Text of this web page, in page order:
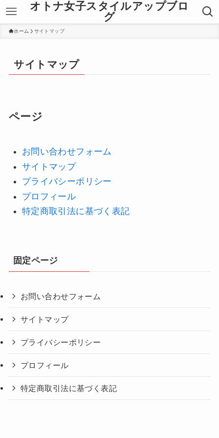
オトナ女子スタイルアップブロ
グ
ホーム サイトマップ
サイトマップ
ページ
お問い合わせフォーム
サイトマップ
プライバシーポリシー
プロフィール
特定商取引法に基づく表記
固定ページ
お問い合わせフォーム
サイトマップ
プライバシーポリシー
プロフィール
特定商取引法に基づく表記